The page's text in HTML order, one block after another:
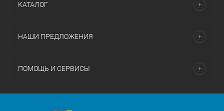
КАТАЛОГ
НАШИ ПРЕДЛОЖЕНИЯ
ПОМОЩЬ И СЕРВИСЫ